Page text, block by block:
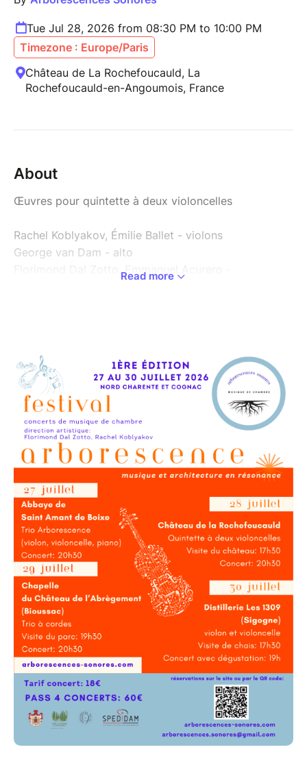
Tue Jul 28, 2026 from 08:30 PM to 10:00 PM
Timezone : Europe/Paris
Château de La Rochefoucauld, La
Rochefoucauld-en-Angoumois, France
About
Œuvres pour quintette à deux violoncelles
Rachel Koblyakov, Émilie Ballet - violons
George van Dam - alto
Florimond Dal Zotto, Emmanuel Acurero -
George Onslow (1784-1853) Quintette n. 15 “de la
balle”
Franz Schubert (1797-1828) Quintette en Do Majeur
Ce concert est accompagné par une visite du
château. Pour ceux qui aimeraient prendre cette
option, merci de réserver le billet au tarif
exceptionnel.
La visite du château se fera à 17h30
Le concert débutera à 20h30
Vous êtes invités de pique-niquer sur place entre la
visite et le concert.
Read more